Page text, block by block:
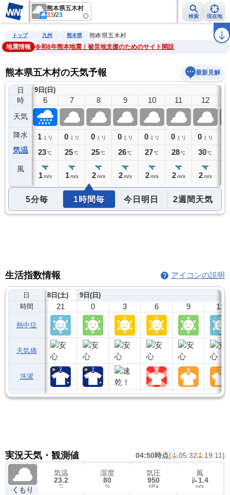
熊本県五木村
31/23 検索 現在地
雨雲レーダー 台風情報 地震情報 ラ
トップ 九州 熊本県
熊本県五木村
地震情報
令和8年熊本地震｜被災地支援のためのサイト開設
熊本県五木村の天気予報 最新見解
日
時
天気
降水
気温
風
9日(日)
5
1ミリ
23℃
6
1 ミリ
23℃
1 m/s
7
0 ミリ
25℃
1 m/s
8
0 ミリ
25℃
2 m/s
9
0 ミリ
26℃
2 m/s
10
0 ミリ
27℃
2 m/s
11
0 ミリ
28℃
2 m/s
12
0 ミリ
30℃
2 m/s
5分毎 1時間毎 今日明日 2週間天気
生活指数情報 アイコンの説明
日
時間
熱中症
天気痛
洗濯
8日(土)
21
9日(日)
0 3 6 9 12
実況天気・観測値 04:50時点( 05:32 19:11)
くもり
気温
23.2
℃
湿度
80
%
気圧
950
hPa
風
1.4
m/s